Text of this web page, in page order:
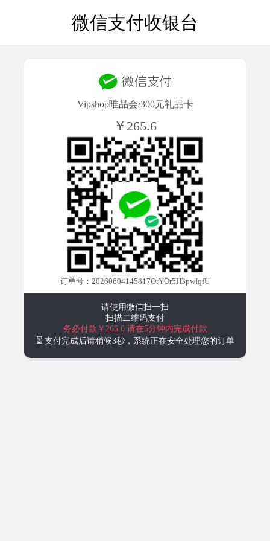
微信支付收银台
Vipshop唯品会/300元礼品卡
￥265.6
订单号：20260604145817OtYOr5H3pwIqfU
请使用微信扫一扫
扫描二维码支付
务必付款￥265.6 请在5分钟内完成付款
⏳ 支付完成后请稍候3秒，系统正在安全处理您的订单